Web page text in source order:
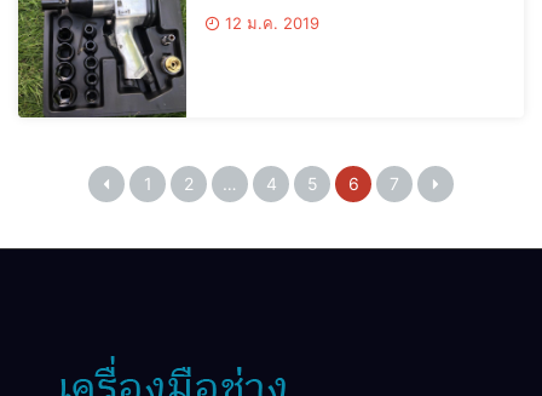
12 ม.ค. 2019
1 2 … 4 5 6 7